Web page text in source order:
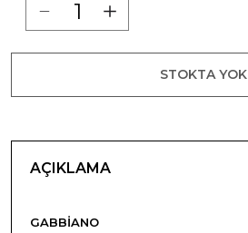
STOKTA YOK
AÇIKLAMA
GABBIANO